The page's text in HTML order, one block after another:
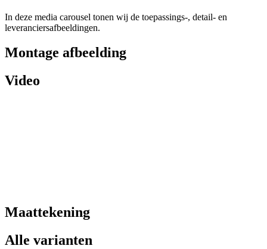
In deze media carousel tonen wij de toepassings-, detail- en
leveranciersafbeeldingen.
Montage afbeelding
Video
Maattekening
Alle varianten